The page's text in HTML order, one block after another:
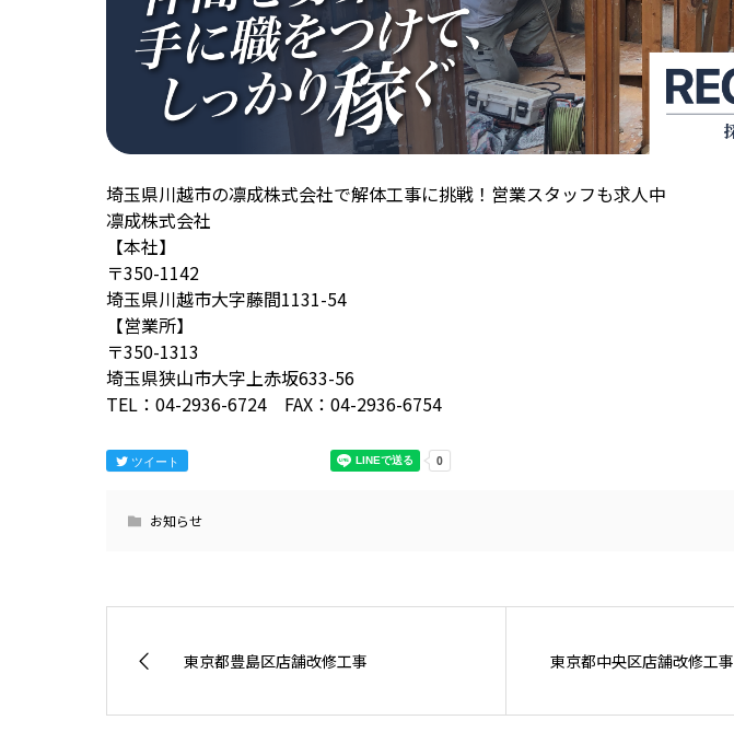
埼玉県川越市の凛成株式会社で解体工事に挑戦！営業スタッフも求人中
凛成株式会社
【本社】
〒350-1142
埼玉県川越市大字藤間1131-54
【営業所】
〒350-1313
埼玉県狭山市大字上赤坂633-56
TEL：04-2936-6724 FAX：04-2936-6754
ツイート
お知らせ
東京都豊島区店舗改修工事 東京都中央区店舗改修工事